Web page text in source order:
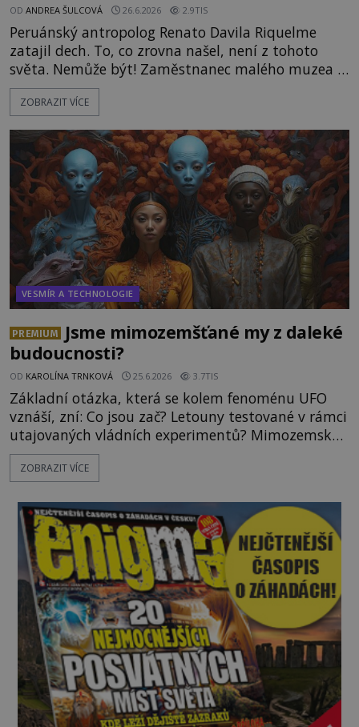
OD ANDREA ŠULCOVÁ 26.6.2026 2.9TIS
Peruánský antropolog Renato Davila Riquelme
zatajil dech. To, co zrovna našel, není z tohoto
světa. Nemůže být! Zaměstnanec malého muzea v
peruánském městečku Andahuaylillas nedaleko
legendárního Cuzca pomalu sestupuje z posvátné
Právě nalezl ostatky dvou mimozemšťanů! Vědci
nad nálezem kroutí hlavou. Už na
ZOBRAZIT VÍCE
VESMÍR A TECHNOLOGIE
PREMIUM
Jsme mimozemšťané my z daleké
budoucnosti?
OD KAROLÍNA TRNKOVÁ 25.6.2026 3.7TIS
Základní otázka, která se kolem fenoménu UFO
vznáší, zní: Co jsou zač? Letouny testované v rámci
utajovaných vládních experimentů? Mimozemské
vesmírné lodě plnící na Zemi nám neznámý úkol?
Skokani mezi dimenzemi, putující po mostech
možnostech již desítky let vzrušeně diskutují
vědci, ufologo
ZOBRAZIT VÍCE